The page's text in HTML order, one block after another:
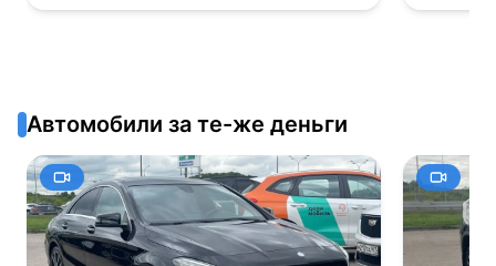
Автомобили за те-же деньги